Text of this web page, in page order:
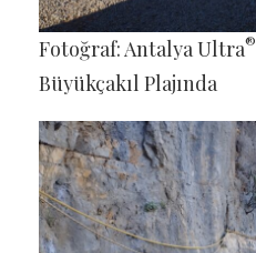
Fotoğraf: Antalya Ultra®
Büyükçakıl Plajında